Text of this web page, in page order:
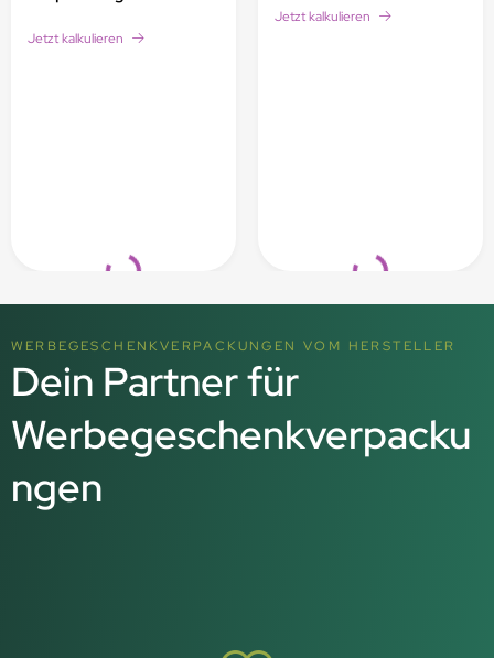
Loading...
Jetzt kalkulieren
Loading...
Jetzt kalkulieren
WERBEGESCHENKVERPACKUNGEN VOM HERSTELLER
Dein Partner für
Werbegeschenkverpacku
ngen